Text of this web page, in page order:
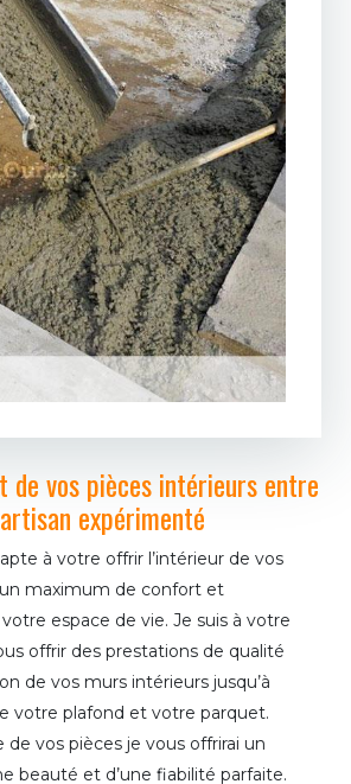
de vos pièces intérieurs entre
expérimenté
à votre offrir l’intérieur de vos
maximum de confort et
espace de vie. Je suis à votre
offrir des prestations de qualité
de vos murs intérieurs jusqu’à
votre plafond et votre parquet.
de vos pièces je vous offrirai un
beauté et d’une fiabilité parfaite.